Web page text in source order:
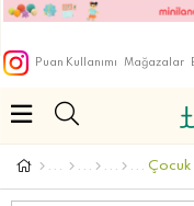
Puan Kullanımı Mağazalar
Çocuk